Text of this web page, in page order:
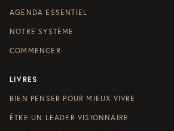
AGENDA ESSENTIEL
NOTRE SYSTÈME
COMMENCER
LIVRES
BIEN PENSER POUR MIEUX VIVRE
ÊTRE UN LEADER VISIONNAIRE